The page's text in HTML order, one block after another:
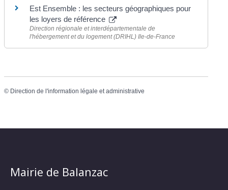
Est Ensemble : les secteurs géographiques pour
les loyers de référence
Direction régionale et interdépartementale de
l'hébergement et du logement (DRIHL) Ile-de-France
© Direction de l'information légale et administrative
Mairie de Balanzac